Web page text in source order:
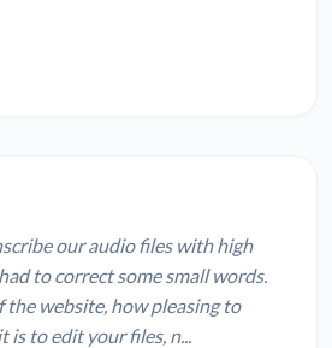
our audio files with high
to correct some small words.
the website, how pleasing to
is to edit your files, n...